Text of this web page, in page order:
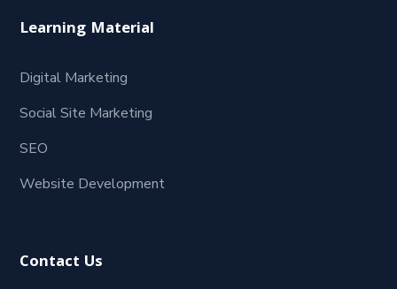
Learning Material
Digital Marketing
Social Site Marketing
SEO
Website Development
Contact Us